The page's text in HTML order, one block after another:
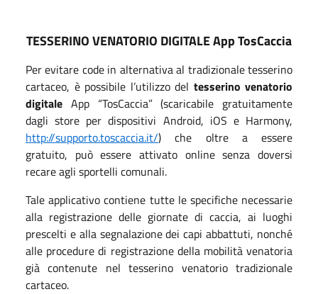
TESSERINO VENATORIO DIGITALE App TosCaccia
Per evitare code in alternativa al tradizionale tesserino
cartaceo, è possibile l’utilizzo del tesserino venatorio
digitale App “TosCaccia” (scaricabile gratuitamente
dagli store per dispositivi Android, iOS e Harmony,
http://supporto.toscaccia.it/) che oltre a essere
gratuito, può essere attivato online senza doversi
recare agli sportelli comunali.
Tale applicativo contiene tutte le specifiche necessarie
alla registrazione delle giornate di caccia, ai luoghi
prescelti e alla segnalazione dei capi abbattuti, nonché
alle procedure di registrazione della mobilità venatoria
già contenute nel tesserino venatorio tradizionale
cartaceo.